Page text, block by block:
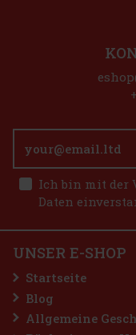
Ich bin mit der
Daten
UNSER E-SHOP
Startseite
Blog
Allgemeine